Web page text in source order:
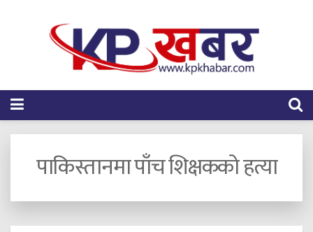
पाकिस्तानमा पाँच शिक्षकको हत्या